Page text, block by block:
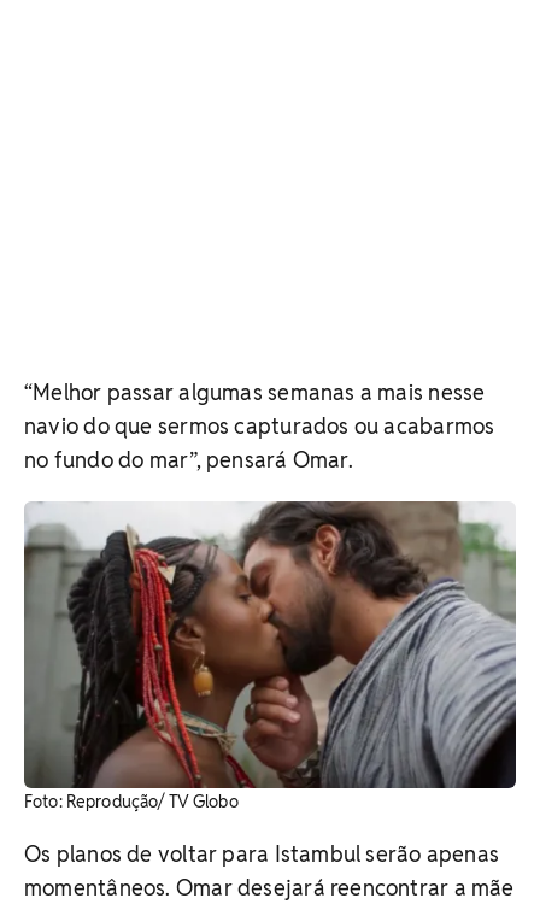
“Melhor passar algumas semanas a mais nesse
navio do que sermos capturados ou acabarmos
no fundo do mar”, pensará Omar.
Foto: Reprodução/ TV Globo
Os planos de voltar para Istambul serão apenas
momentâneos. Omar desejará reencontrar a mãe